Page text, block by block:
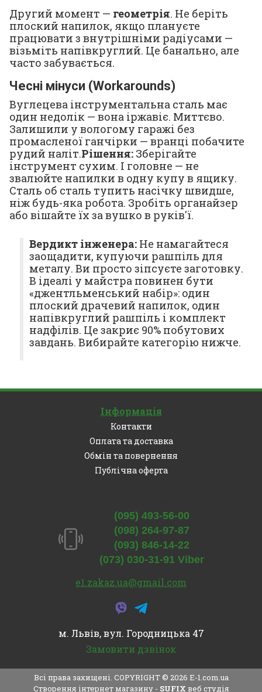
Другий момент — геометрія. Не беріть
плоский напилок, якщо плануєте
працювати з внутрішніми радіусами —
візьміть напівкруглий. Це банально, але
часто забувається.
Чесні мінуси (Workarounds)
Вуглецева інструментальна сталь має
один недолік — вона іржавіє. Миттєво.
Залишили у вологому гаражі без
промасленої ганчірки — вранці побачите
рудий наліт.Рішення: Зберігайте
інструмент сухим. І головне — не
звалюйте напилки в одну купу в ящику.
Сталь об сталь тупить насічку швидше,
ніж будь-яка робота. Зробіть органайзер
або вішайте їх за вушко в руків'ї.
Вердикт інженера: Не намагайтеся
заощадити, купуючи рашпіль для
металу. Ви просто зіпсуєте заготовку.
В ідеалі у майстра повинен бути
«джентльменський набір»: один
плоский драчевий напилок, один
напівкруглий рашпіль і комплект
надфілів. Це закриє 90% побутових
завдань. Вибирайте категорію нижче.
Інформація
Контакти
Оплата та доставка
Обмін та повернення
Публічна оферта
(095) 493-56-00
(098) 264-97-87
(093) 846-14-22
(073) 030-31-91 Viber
e1.zakaz.ua@gmail.com
м. Львів, вул. Городницька 47
Замовити дзвінок
Всі права захищені. COPYRIGHT © 2026 E-1.com.ua
Створення інтернет магазину- SUFIX веб студія